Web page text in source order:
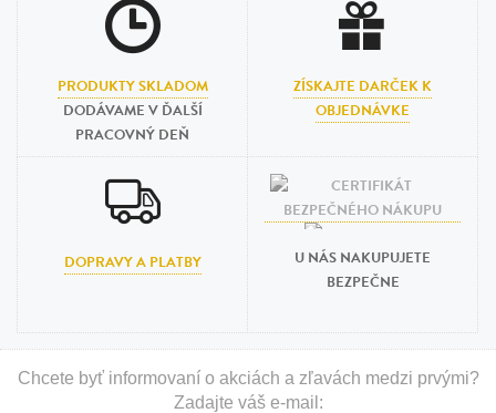
PRODUKTY SKLADOM
DODÁVAME V ĎALŠÍ
PRACOVNÝ DEŇ
ZÍSKAJTE DARČEK K
OBJEDNÁVKE
DOPRAVY A PLATBY
U NÁS NAKUPUJETE
BEZPEČNE
Chcete byť informovaní o akciách a zľavách medzi prvými?
Zadajte váš e-mail: